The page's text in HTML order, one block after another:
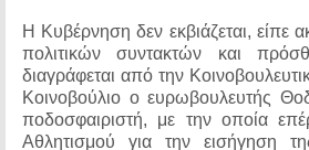
Η Κυβέρνηση δεν εκβιάζεται, είπε
πολιτικών συντακτών και
διαγράφεται από την
Κοινοβούλιο ο ευρωβουλευτής
ποδοσφαιριστή, με την οποία
Αθλητισμού για την